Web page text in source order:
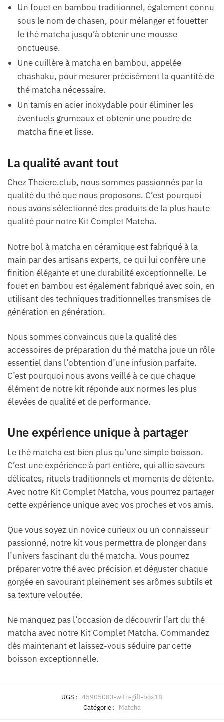
Un fouet en bambou traditionnel, également connu
sous le nom de chasen, pour mélanger et fouetter
le thé matcha jusqu’à obtenir une mousse
onctueuse.
Une cuillère à matcha en bambou, appelée
chashaku, pour mesurer précisément la quantité de
thé matcha nécessaire.
Un tamis en acier inoxydable pour éliminer les
éventuels grumeaux et obtenir une poudre de
matcha fine et lisse.
La qualité avant tout
Chez Theiere.club, nous sommes passionnés par la
qualité du thé que nous proposons. C’est pourquoi
nous avons sélectionné des produits de la plus haute
qualité pour notre Kit Complet Matcha.
Notre bol à matcha en céramique est fabriqué à la
main par des artisans experts, ce qui lui confère une
finition élégante et une durabilité exceptionnelle. Le
fouet en bambou est également fabriqué avec soin, en
utilisant des techniques traditionnelles transmises de
génération en génération.
Nous sommes convaincus que la qualité des
accessoires de préparation du thé matcha joue un rôle
essentiel dans l’obtention d’une infusion parfaite.
C’est pourquoi nous avons veillé à ce que chaque
élément de notre kit réponde aux normes les plus
élevées de qualité et de performance.
Une expérience unique à partager
Le thé matcha est bien plus qu’une simple boisson.
C’est une expérience à part entière, qui allie saveurs
délicates, rituels traditionnels et moments de détente.
Avec notre Kit Complet Matcha, vous pourrez partager
cette expérience unique avec vos proches et vos amis.
Que vous soyez un novice curieux ou un connaisseur
passionné, notre kit vous permettra de plonger dans
l’univers fascinant du thé matcha. Vous pourrez
préparer votre thé avec précision et déguster chaque
gorgée en savourant pleinement ses arômes subtils et
sa texture veloutée.
Ne manquez pas l’occasion de découvrir l’art du thé
matcha avec notre Kit Complet Matcha. Commandez
dès maintenant et laissez-vous séduire par cette
boisson exceptionnelle.
UGS : 45905083-with-gift-box18
Catégorie : Matcha